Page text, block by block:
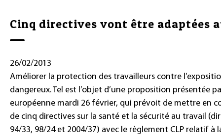
Cinq directives vont être adaptées
26/02/2013
Améliorer la protection des travailleurs contre
dangereux. Tel est l’objet d’une proposition présentée
européenne mardi 26 février, qui prévoit de mettre en
de cinq directives sur la santé et la sécurité au travail
94/33, 98/24 et 2004/37) avec le règlement CLP relatif à